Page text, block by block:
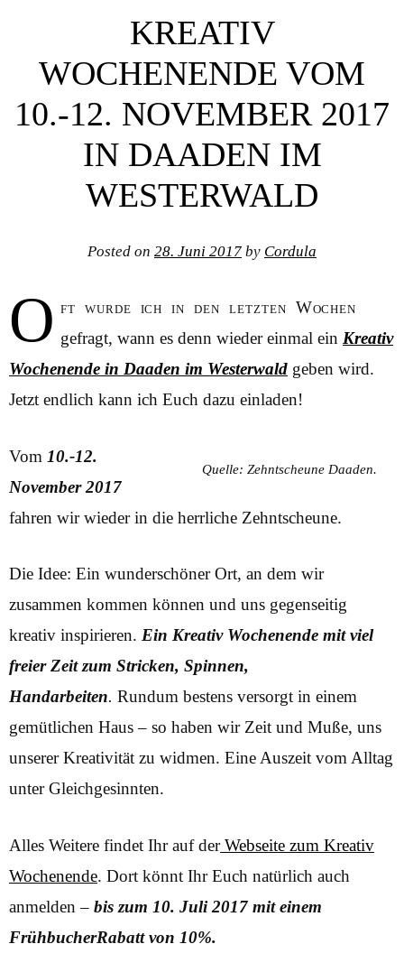
KREATIV
WOCHENENDE VOM
10.-12. NOVEMBER 2017
IN DAADEN IM
WESTERWALD
Posted on 28. Juni 2017 by Cordula
O ft wurde ich in den letzten Wochen
gefragt, wann es denn wieder einmal ein Kreativ
Wochenende in Daaden im Westerwald geben wird.
Jetzt endlich kann ich Euch dazu einladen!
Quelle: Zehntscheune Daaden.
Vom 10.-12.
November 2017
fahren wir wieder in die herrliche Zehntscheune.
Die Idee: Ein wunderschöner Ort, an dem wir
zusammen kommen können und uns gegenseitig
kreativ inspirieren. Ein Kreativ Wochenende mit viel
freier Zeit zum Stricken, Spinnen,
Handarbeiten. Rundum bestens versorgt in einem
gemütlichen Haus – so haben wir Zeit und Muße, uns
unserer Kreativität zu widmen. Eine Auszeit vom Alltag
unter Gleichgesinnten.
Alles Weitere findet Ihr auf derWebseite zum Kreativ
Wochenende. Dort könnt Ihr Euch natürlich auch
anmelden – bis zum 10. Juli 2017 mit einem
FrühbucherRabatt von 10%.